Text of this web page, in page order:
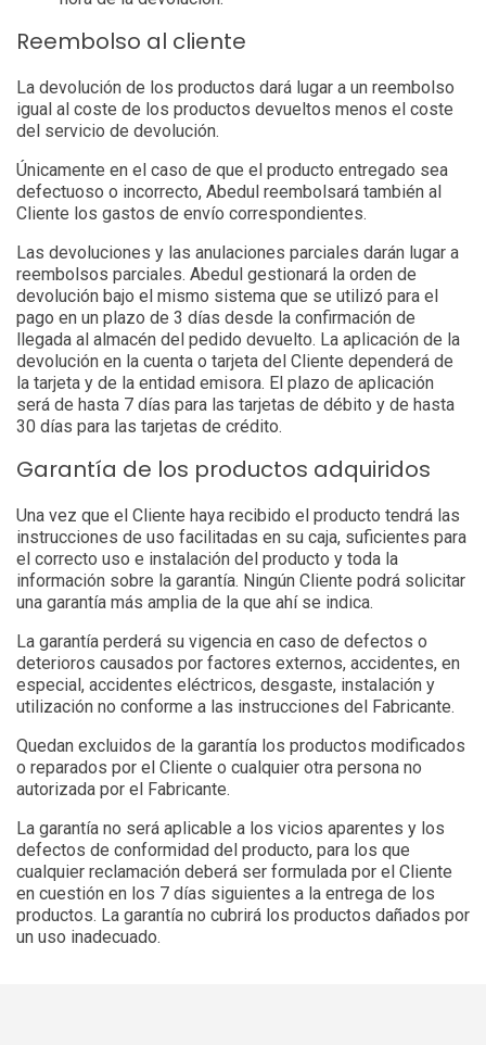
Reembolso al cliente
La devolución de los productos dará lugar a un reembolso
igual al coste de los productos devueltos menos el coste
del servicio de devolución.
Únicamente en el caso de que el producto entregado sea
defectuoso o incorrecto, Abedul reembolsará también al
Cliente los gastos de envío correspondientes.
Las devoluciones y las anulaciones parciales darán lugar a
reembolsos parciales. Abedul gestionará la orden de
devolución bajo el mismo sistema que se utilizó para el
pago en un plazo de 3 días desde la confirmación de
llegada al almacén del pedido devuelto. La aplicación de la
devolución en la cuenta o tarjeta del Cliente dependerá de
la tarjeta y de la entidad emisora. El plazo de aplicación
será de hasta 7 días para las tarjetas de débito y de hasta
30 días para las tarjetas de crédito.
Garantía de los productos adquiridos
Una vez que el Cliente haya recibido el producto tendrá las
instrucciones de uso facilitadas en su caja, suficientes para
el correcto uso e instalación del producto y toda la
información sobre la garantía. Ningún Cliente podrá solicitar
una garantía más amplia de la que ahí se indica.
La garantía perderá su vigencia en caso de defectos o
deterioros causados por factores externos, accidentes, en
especial, accidentes eléctricos, desgaste, instalación y
utilización no conforme a las instrucciones del Fabricante.
Quedan excluidos de la garantía los productos modificados
o reparados por el Cliente o cualquier otra persona no
autorizada por el Fabricante.
La garantía no será aplicable a los vicios aparentes y los
defectos de conformidad del producto, para los que
cualquier reclamación deberá ser formulada por el Cliente
en cuestión en los 7 días siguientes a la entrega de los
productos. La garantía no cubrirá los productos dañados por
un uso inadecuado.